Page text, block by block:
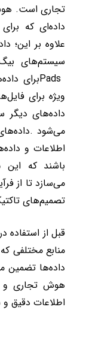
تجاری است. هوش
داده‌‌ای که
علاوه بر این؛
سیستم‌های
Padsبرای
ویژه برای
داده‌های دیگر
می‌شود.
اطلاعات و
باشند که این
می‌سازد تا از
تصمیم‌های
قبل از استفاده
منابع مختلفی
داده‌ها تضمین
هوش تجاری و
اطلاعات دقیق و